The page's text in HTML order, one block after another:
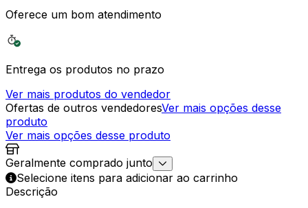
Oferece um bom atendimento
Entrega os produtos no prazo
Ver mais produtos do vendedor
Ofertas de outros vendedoresVer mais opções desse
produto
Ver mais opções desse produto
Geralmente comprado junto
Selecione itens para adicionar ao carrinho
Descrição